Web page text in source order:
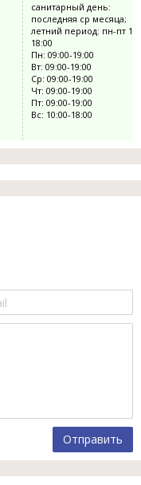
санитарный день:
последняя ср месяца;
летний период: пн-пт
18:00
Пн: 09:00-19:00
Вт: 09:00-19:00
Ср: 09:00-19:00
Чт: 09:00-19:00
Пт: 09:00-19:00
Вс: 10:00-18:00
Отправить